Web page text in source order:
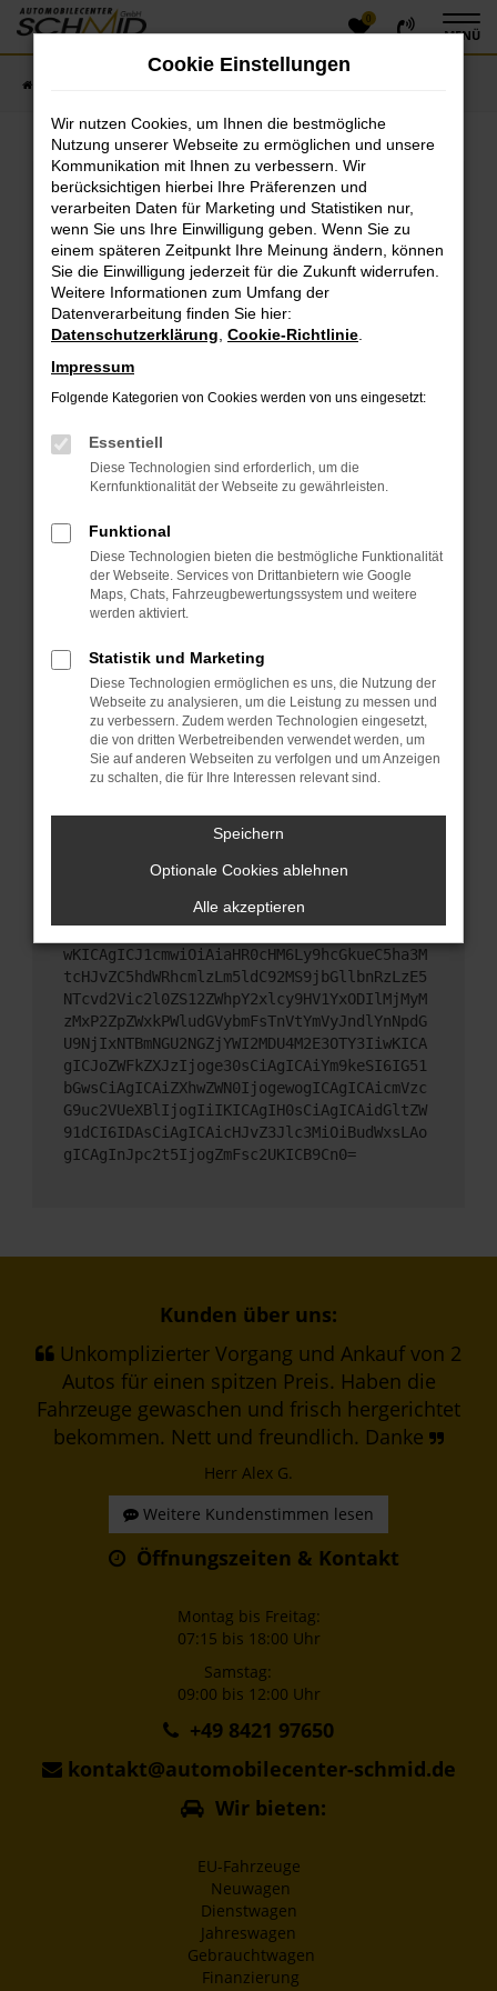
Zum
Hauptinhalt
0
MENÜ
Fehler: Network Error
Beim Laden ist ein Fehler aufgetreten.
Hier sind ein paar Tipps, die dir helfen können:
Überprüfe deine Firewall und deine
Internetverbindung.
Laden andere Webseiten, zum Beispiel deine
Suchmaschine?
Prüfe deine Browsererweiterungen.
das Laden bestimmter Seiten verhindern.
Funktioniert die Seite in einem anderen Browser
oder in einem privaten Fenster?
Das kann manchmal helfen, vorübergehende
Probleme zu beheben.
Stelle sicher, dass dein Browser und dein
Betriebssystem auf dem neuesten Stand sind.
Sicherheitsrisiko, sondern kann auch dazu führen,
dass bestimmte Funktionen nicht mehr
unterstützt werden.
Wende dich an den Webseitenbetreiber.
Wenn du alle oben genannten Schritte versucht
hast, kontaktiere uns bitte. Wir werden versuchen,
das Problem zu beheben. Du kannst uns diesen
Text schicken, um uns bei der Fehlersuche zu
unterstützen:
ewogICJuYW1lIjogIk5ldHdvcmtFcnJvciIsCiAgI
mNvbmZpZyI6IHsKICAgICJtZXRob2QiOiAiR0VUIi
wKICAgICJ1cmwiOiAiaHR0cHM6Ly9hcGkueC5ha3M
tcHJvZC5hdWRhcmlzLm5ldC92MS9jbGllbnRzLzE5
NTcvd2Vic2l0ZS12ZWhpY2xlcy9HV1YxODIlMjMyM
zMxP2ZpZWxkPWludGVybmFsTnVtYmVyJndlYnNpdG
U9NjIxNTBmNGU2NGZjYWI2MDU4M2E3OTY3IiwKICA
gICJoZWFkZXJzIjoge30sCiAgICAiYm9keSI6IG51
bGwsCiAgICAiZXhwZWN0IjogewogICAgICAicmVzc
G9uc2VUeXBlIjogIiIKICAgIH0sCiAgICAidGltZW
91dCI6IDAsCiAgICAicHJvZ3Jlc3MiOiBudWxsLAo
gICAgInJpc2t5IjogZmFsc2UKICB9Cn0=
Kunden über uns:
Unkomplizierter Vorgang und Ankauf von 2
Autos für einen spitzen Preis. Haben die
Fahrzeuge gewaschen und frisch hergerichtet
bekommen. Nett und freundlich. Danke
Herr Alex G.
Weitere Kundenstimmen lesen
Öffnungszeiten & Kontakt
Montag bis Freitag:
07:15 bis 18:00 Uhr
Samstag:
09:00 bis 12:00 Uhr
+49 8421 97650
kontakt@automobilecenter-schmid.de
Wir bieten:
EU-Fahrzeuge
Neuwagen
Dienstwagen
Jahreswagen
Gebrauchtwagen
Finanzierung
Cookie Einstellungen
Wir nutzen Cookies, um Ihnen die bestmögliche
Nutzung unserer Webseite zu ermöglichen und unsere
Kommunikation mit Ihnen zu verbessern. Wir
berücksichtigen hierbei Ihre Präferenzen und
verarbeiten Daten für Marketing und Statistiken nur,
wenn Sie uns Ihre Einwilligung geben. Wenn Sie zu
einem späteren Zeitpunkt Ihre Meinung ändern, können
Sie die Einwilligung jederzeit für die Zukunft widerrufen.
Weitere Informationen zum Umfang der
Datenverarbeitung finden Sie hier:
Datenschutzerklärung Cookie-Richtlinie
Impressum
Folgende Kategorien von Cookies werden von uns eingesetzt:
Essentiell
Diese Technologien sind erforderlich, um die
Kernfunktionalität der Webseite zu gewährleisten.
Funktional
Diese Technologien bieten die bestmögliche Funktionalität
der Webseite. Services von Drittanbietern wie Google
Maps, Chats, Fahrzeugbewertungssystem und weitere
werden aktiviert.
Statistik und Marketing
Diese Technologien ermöglichen es uns, die Nutzung der
Webseite zu analysieren, um die Leistung zu messen und
zu verbessern. Zudem werden Technologien eingesetzt,
die von dritten Werbetreibenden verwendet werden, um
Sie auf anderen Webseiten zu verfolgen und um Anzeigen
zu schalten, die für Ihre Interessen relevant sind.
Speichern
Optionale Cookies ablehnen
Alle akzeptieren